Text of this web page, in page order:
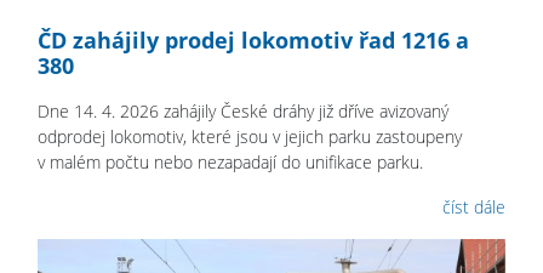
ČD zahájily prodej lokomotiv řad 1216 a
380
Dne 14. 4. 2026 zahájily České dráhy již dříve avizovaný
odprodej lokomotiv, které jsou v jejich parku zastoupeny
v malém počtu nebo nezapadají do unifikace parku.
číst dále